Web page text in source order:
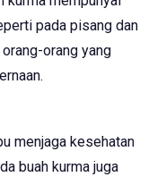
pada pisang dan
orang yang
menjaga kesehatan
buah kurma juga